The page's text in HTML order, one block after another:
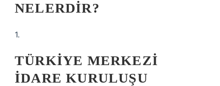
NELERDIR?
1.
TÜRKIYE MERKEZI
IDARE KURULUŞU